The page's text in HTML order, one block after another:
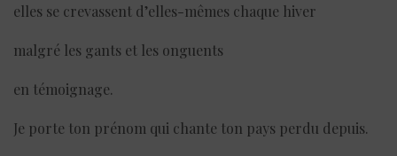
elles se crevassent d’elles-mêmes chaque hiver
malgré les gants et les onguents
en témoignage.
Je porte ton prénom qui chante ton pays perdu depuis.